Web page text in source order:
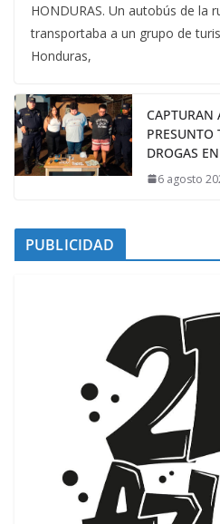
HONDURAS. Un autobús de la
transportaba a un grupo de
Honduras,
CAPTURAN
PRESUNTO
DROGAS
6 agosto
PUBLICIDAD